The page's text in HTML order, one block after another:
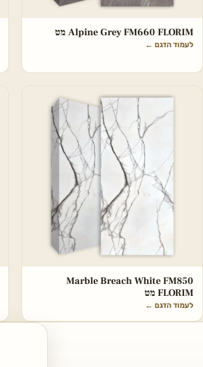
Alpine Grey FM660 FLORIM מט
לעמוד הדגם ←
Marble Breach White FM850
FLORIM מט
לעמוד הדגם ←